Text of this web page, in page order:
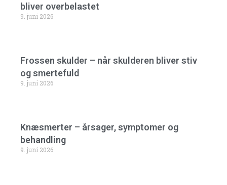
bliver overbelastet
9. juni 2026
Frossen skulder – når skulderen bliver stiv
og smertefuld
9. juni 2026
Knæsmerter – årsager, symptomer og
behandling
9. juni 2026